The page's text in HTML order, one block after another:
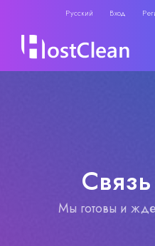
Русский Вход
Browse All
Мы готовы и